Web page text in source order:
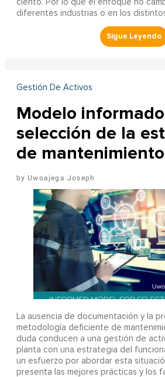
ciento. Por lo que el enfoque no
diferentes industrias o en los
Gestión De Activos
Modelo
selección de la
de mantenimiento
Uwoajega Joseph
La ausencia de documentación y la
metodología deficiente de
duda conducen a una gestión de
planta con una estrategia del
un esfuerzo por abordar esta
presenta las mejores prácticas y los